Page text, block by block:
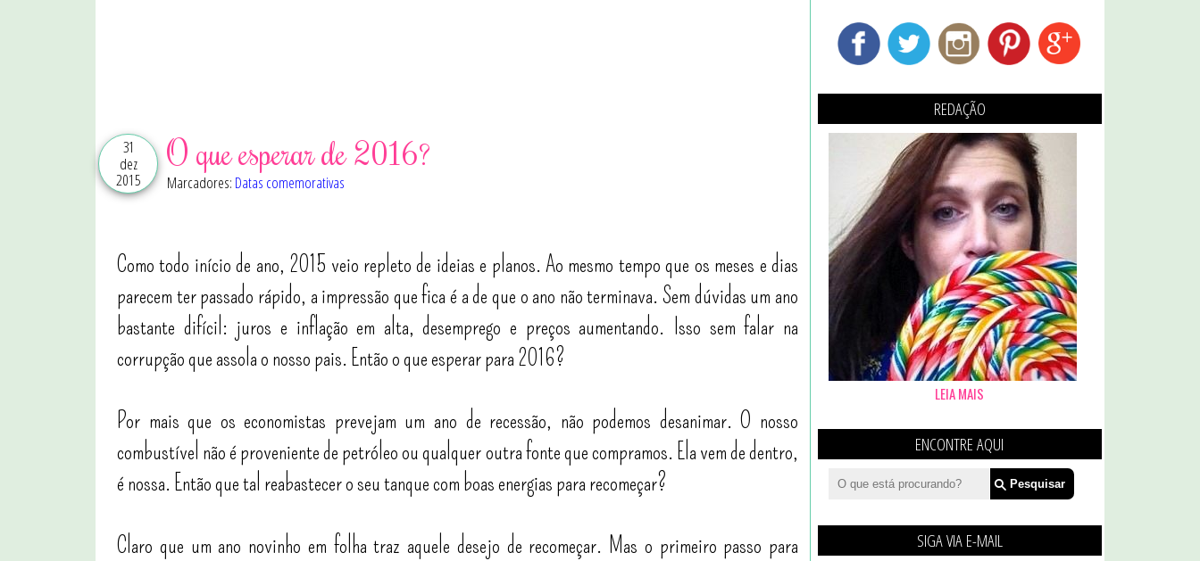
31
dez
2015
O que esperar de 2016?
Marcadores: Datas comemorativas
Como todo início de ano, 2015 veio repleto de ideias e planos. Ao mesmo tempo que os meses e dias
parecem ter passado rápido, a impressão que fica é a de que o ano não terminava. Sem dúvidas um ano
bastante difícil: juros e inflação em alta, desemprego e preços aumentando. Isso sem falar na
corrupção que assola o nosso pais. Então o que esperar para 2016?
Por mais que os economistas prevejam um ano de recessão, não podemos desanimar. O nosso
combustível não é proveniente de petróleo ou qualquer outra fonte que compramos. Ela vem de dentro,
é nossa. Então que tal reabastecer o seu tanque com boas energias para recomeçar?
Claro que um ano novinho em folha traz aquele desejo de recomeçar. Mas o primeiro passo para
REDAÇÃO
LEIA MAIS
ENCONTRE AQUI
SIGA VIA E-MAIL